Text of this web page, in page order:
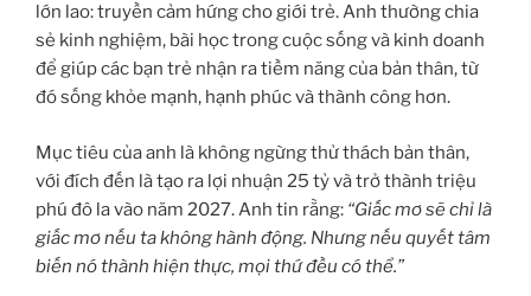
lớn lao: truyền cảm hứng cho giới trẻ. Anh thường chia
sẻ kinh nghiệm, bài học trong cuộc sống và kinh doanh
để giúp các bạn trẻ nhận ra tiềm năng của bản thân, từ
đó sống khỏe mạnh, hạnh phúc và thành công hơn.
Mục tiêu của anh là không ngừng thử thách bản thân,
với đích đến là tạo ra lợi nhuận 25 tỷ và trở thành triệu
phú đô la vào năm 2027. Anh tin rằng: “Giấc mơ sẽ chỉ là
giấc mơ nếu ta không hành động. Nhưng nếu quyết tâm
biến nó thành hiện thực, mọi thứ đều có thể.”